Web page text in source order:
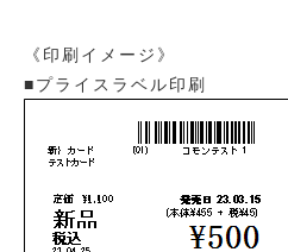
《印刷イメージ》
■プライスラベル印刷